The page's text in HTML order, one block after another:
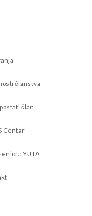
članstva
član
Centar
YUTA